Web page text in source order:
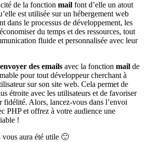
de la fonction mail font d’elle un atout
est utilisée sur un hébergement web
dans le processus de développement, les
du temps et des ressources, tout
fluide et personnalisée avec leur
envoyer des emails avec la fonction mail de
pour tout développeur cherchant à
sur son site web. Cela permet de
étroite avec les utilisateurs et de favoriser
fidélité. Alors, lancez-vous dans l’envoi
PHP et offrez à votre audience une
!
vous aura été utile 🙂